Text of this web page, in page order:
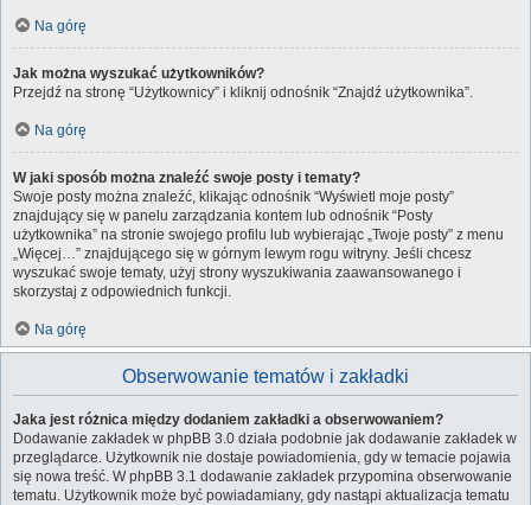
Na górę
Jak można wyszukać użytkowników?
Przejdź na stronę “Użytkownicy” i kliknij odnośnik “Znajdź użytkownika”.
Na górę
W jaki sposób można znaleźć swoje posty i tematy?
Swoje posty można znaleźć, klikając odnośnik “Wyświetl moje posty”
znajdujący się w panelu zarządzania kontem lub odnośnik “Posty
użytkownika” na stronie swojego profilu lub wybierając „Twoje posty” z menu
„Więcej…” znajdującego się w górnym lewym rogu witryny. Jeśli chcesz
wyszukać swoje tematy, użyj strony wyszukiwania zaawansowanego i
skorzystaj z odpowiednich funkcji.
Na górę
Obserwowanie tematów i zakładki
Jaka jest różnica między dodaniem zakładki a obserwowaniem?
Dodawanie zakładek w phpBB 3.0 działa podobnie jak dodawanie zakładek w
przeglądarce. Użytkownik nie dostaje powiadomienia, gdy w temacie pojawia
się nowa treść. W phpBB 3.1 dodawanie zakładek przypomina obserwowanie
tematu. Użytkownik może być powiadamiany, gdy nastąpi aktualizacja tematu